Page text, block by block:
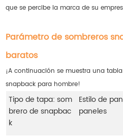
que se percibe la marca de su
Parámetro de sombreros
baratos
¡A continuación se muestra una
snapback para hombre!
Tipo de tapa: som
brero de snapbac
k
Estilo de
paneles